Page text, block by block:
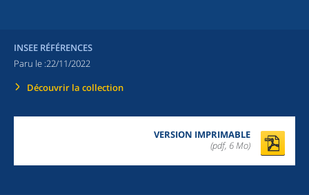
INSEE RÉFÉRENCES
Paru le :22/11/2022
Découvrir la collection
VERSION IMPRIMABLE
(pdf, 6 Mo)